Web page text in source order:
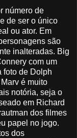
número de
de ser o único
ou ator. Em
são
inalteradas. Big
com um
foto de Dolph
é muito
notória, seja o
em Richard
dos filmes
papel no jogo.
dos